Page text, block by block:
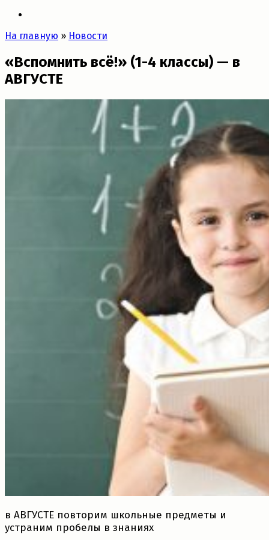
На главную » Новости
«Вспомнить всё!» (1-4 классы) — в
АВГУСТЕ
в АВГУСТЕ повторим школьные предметы и
устраним пробелы в знаниях